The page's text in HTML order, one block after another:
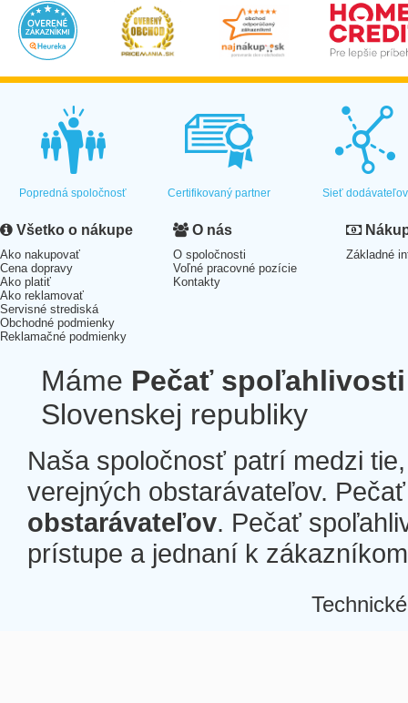
Popredná spoločnosť Certifikovaný partner Sieť dodávateľov
Všetko o nákupe
Ako nakupovať
Cena dopravy
Ako platiť
Ako reklamovať
Servisné strediská
Obchodné podmienky
Reklamačné podmienky
O nás
O spoločnosti
Voľné pracovné pozície
Kontakty
Základné
Máme Pečať spoľahlivosti
Slovenskej republiky
Naša spoločnosť patrí medzi
verejných obstarávateľov.
obstarávateľov. Pečať
prístupe a jednaní k